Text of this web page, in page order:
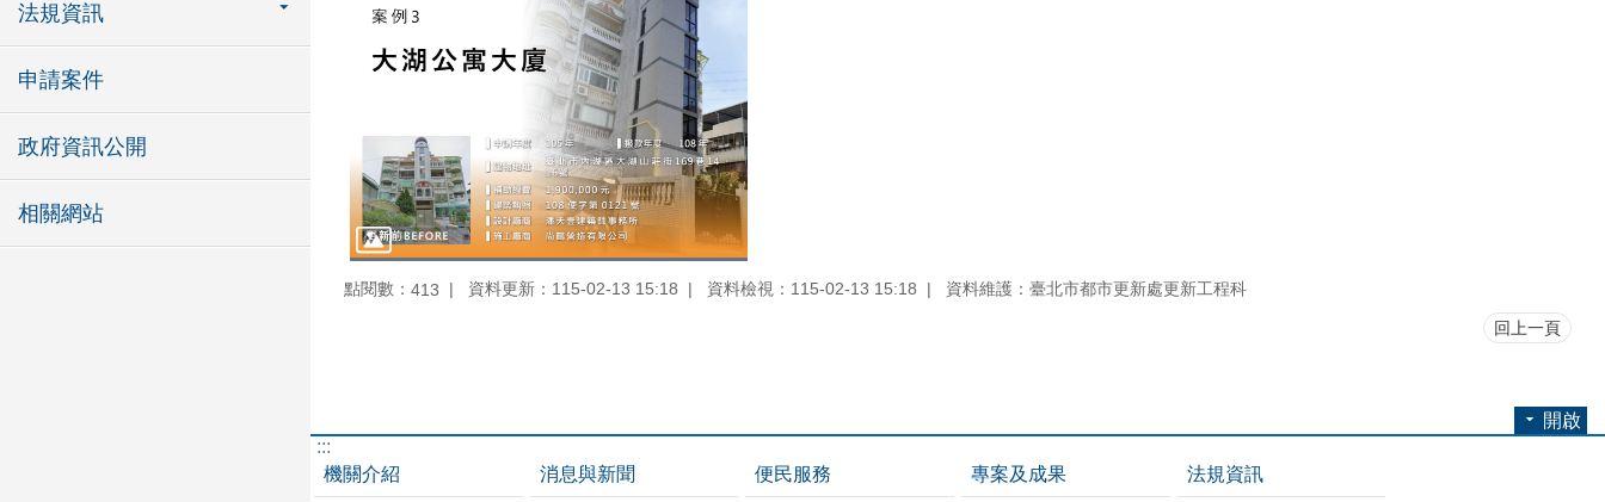
法規資訊
申請案件
政府資訊公開
相關網站
點閱數： 413 資料更新：115-02-13 15:18 資料檢視：115-02-13 15:18 資料維護：臺北市都市更新處更新工程科
回上一頁
開啟
:::
機關介紹
消息與新聞 便民服務 專案及成果 法規資訊